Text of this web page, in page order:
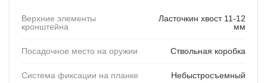
Верхние элементы
кронштейна
Ласточкин хвост 11-12
мм
Посадочное место на оружии Ствольная коробка
Система фиксации на планке Небыстросъемный